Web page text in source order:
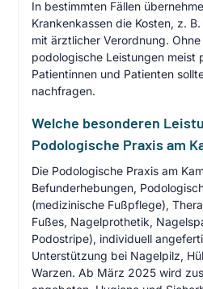
In bestimmten Fällen
Krankenkassen die Kosten, z.
mit ärztlicher Verordnung.
podologische Leistungen meist
Patientinnen und Patienten
nachfragen.
Welche besonderen
Podologische Praxis am
Die Podologische Praxis am
Befunderhebungen,
(medizinische Fußpflege),
Fußes, Nagelprothetik,
Podostripe), individuell
Unterstützung bei Nagelpilz,
Warzen. Ab März 2025 wird